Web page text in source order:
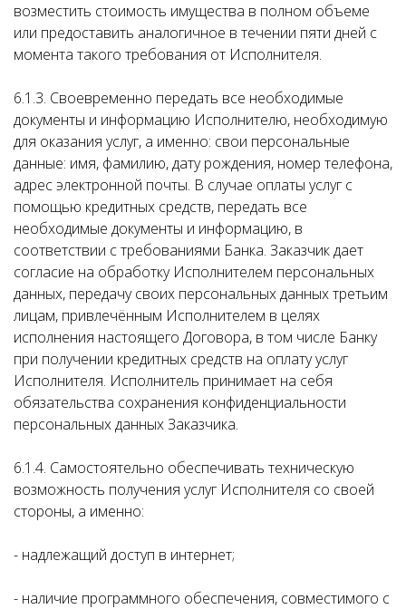
возместить стоимость имущества в полном объеме
или предоставить аналогичное в течении пяти дней с
момента такого требования от Исполнителя.
6.1.3. Своевременно передать все необходимые
документы и информацию Исполнителю, необходимую
для оказания услуг, а именно: свои персональные
данные: имя, фамилию, дату рождения, номер телефона,
адрес электронной почты. В случае оплаты услуг с
помощью кредитных средств, передать все
необходимые документы и информацию, в
соответствии с требованиями Банка. Заказчик дает
согласие на обработку Исполнителем персональных
данных, передачу своих персональных данных третьим
лицам, привлечённым Исполнителем в целях
исполнения настоящего Договора, в том числе Банку
при получении кредитных средств на оплату услуг
Исполнителя. Исполнитель принимает на себя
обязательства сохранения конфиденциальности
персональных данных Заказчика.
6.1.4. Самостоятельно обеспечивать техническую
возможность получения услуг Исполнителя со своей
стороны, а именно:
- надлежащий доступ в интернет;
- наличие программного обеспечения, совместимого с